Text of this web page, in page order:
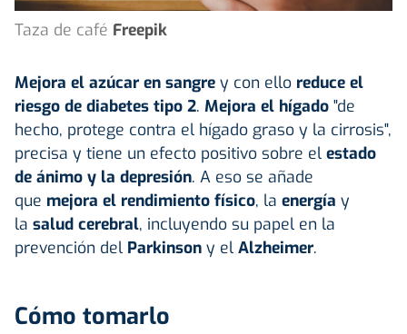
Taza de café Freepik
Mejora el azúcar en sangre y con ello reduce el
riesgo de diabetes tipo 2. Mejora el hígado "de
hecho, protege contra el hígado graso y la cirrosis",
precisa y tiene un efecto positivo sobre el estado
de ánimo y la depresión. A eso se añade
que mejora el rendimiento físico, la energía y
la salud cerebral, incluyendo su papel en la
prevención del Parkinson y el Alzheimer.
Cómo tomarlo